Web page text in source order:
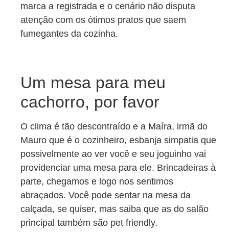
marca a registrada e o cenário não disputa
atenção com os ótimos pratos que saem
fumegantes da cozinha.
Um mesa para meu
cachorro, por favor
O clima é tão descontraído e a Maíra, irmã do
Mauro que é o cozinheiro, esbanja simpatia que
possivelmente ao ver você e seu joguinho vai
providenciar uma mesa para ele. Brincadeiras à
parte, chegamos e logo nos sentimos
abraçados. Você pode sentar na mesa da
calçada, se quiser, mas saiba que as do salão
principal também são pet friendly.